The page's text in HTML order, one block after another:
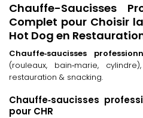
Chauffe-Saucisses
Complet pour Choisir
Hot Dog en
Chauffe‑saucisses
(rouleaux, bain‑marie,
restauration & snacking.
Chauffe‑saucisses
pour CHR